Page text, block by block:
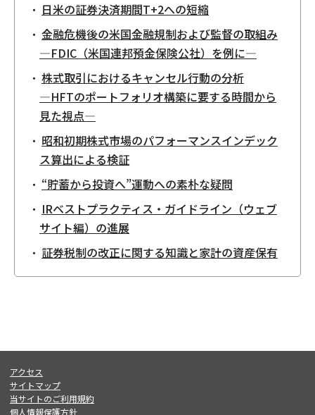
日米の証券決済期間T+2への短縮
金融危機後の米国金融規制および監督の取組み
—FDIC（米国連邦預金保険公社）を例に—
株式取引におけるキャンセル行動の分析
—HFTのポートフォリオ構築に要する時間から
見た視点—
昭和初期株式市場のパフォーマンスインデック
ス算出による検証
“貯蓄から投資へ”運動への素朴な疑問
IRベストプラクティス・ガイドライン（ウェブ
サイト編）の進展
証券税制の改正に関する知識と家計の資産保有
アクセス
サイトマップ
当サイトのご利用規約
個人情報保護方針